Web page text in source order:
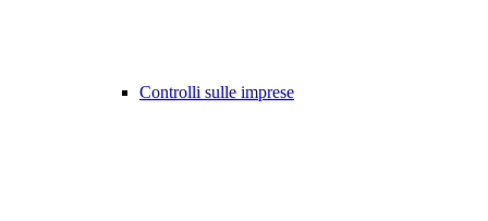
Controlli sulle imprese